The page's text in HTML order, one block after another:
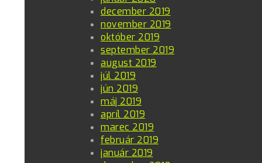
december 2019
november 2019
október 2019
september 2019
august 2019
júl 2019
jún 2019
máj 2019
apríl 2019
marec 2019
február 2019
január 2019